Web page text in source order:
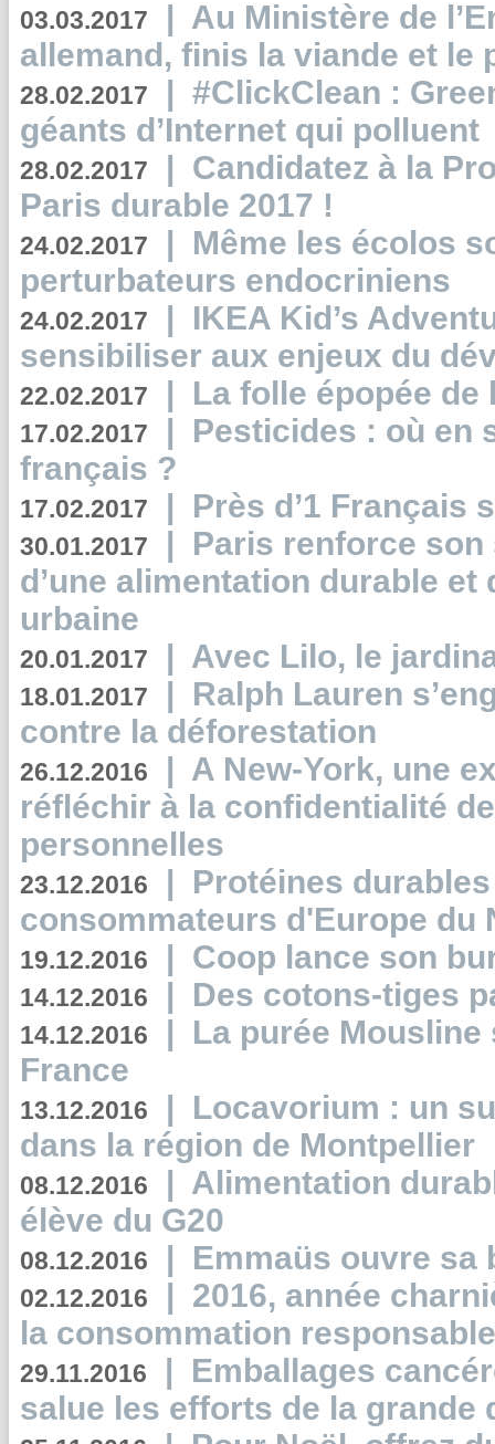
03.03.2017 | Au Ministère de
allemand, finis la viande et le
28.02.2017 | #ClickClean :
géants d’Internet qui polluent
28.02.2017 | Candidatez à la
Paris durable 2017 !
24.02.2017 | Même les écolos
perturbateurs endocriniens
24.02.2017 | IKEA Kid’s
sensibiliser aux enjeux du
22.02.2017 | La folle épopée de
17.02.2017 | Pesticides : où en
français ?
17.02.2017 | Près d’1 Français
30.01.2017 | Paris renforce
d’une alimentation durable et
urbaine
20.01.2017 | Avec Lilo, le
18.01.2017 | Ralph Lauren
contre la déforestation
26.12.2016 | A New-York, une
réfléchir à la confidentialité
personnelles
23.12.2016 | Protéines
consommateurs d'Europe du
19.12.2016 | Coop lance son
14.12.2016 | Des cotons-tiges
14.12.2016 | La purée
France
13.12.2016 | Locavorium : un
dans la région de Montpellier
08.12.2016 | Alimentation
élève du G20
08.12.2016 | Emmaüs ouvre sa
02.12.2016 | 2016, année
la consommation
29.11.2016 | Emballages
salue les efforts de la grande